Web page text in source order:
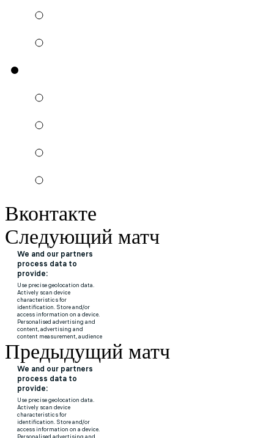
Вконтакте
Следующий матч
Предыдущий матч